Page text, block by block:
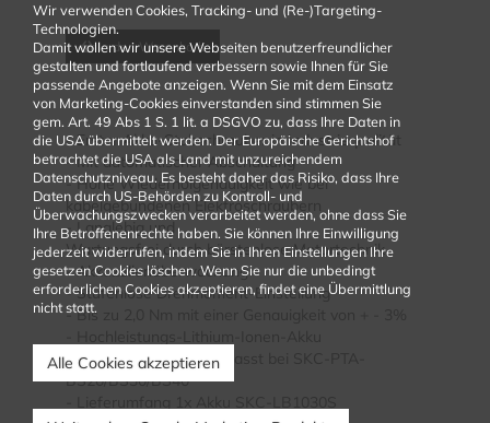
Wir verwenden Cookies, Tracking- und (Re-)Targeting-
Technologien.
Damit wollen wir unsere Webseiten benutzerfreundlicher
gestalten und fortlaufend verbessern sowie Ihnen für Sie
passende Angebote anzeigen. Wenn Sie mit dem Einsatz
von Marketing-Cookies einverstanden sind stimmen Sie
gem. Art. 49 Abs 1 S. 1 lit. a DSGVO zu, dass Ihre Daten in
die USA übermittelt werden. Der Europäische Gerichtshof
betrachtet die USA als Land mit unzureichendem
Datenschutzniveau. Es besteht daher das Risiko, dass Ihre
Daten durch US-Behörden zu Kontroll- und
Überwachungszwecken verarbeitet werden, ohne dass Sie
Ihre Betroffenenrechte haben. Sie können Ihre Einwilligung
jederzeit widerrufen, indem Sie in Ihren Einstellungen Ihre
gesetzen Cookies löschen. Wenn Sie nur die unbedingt
erforderlichen Cookies akzeptieren, findet eine Übermittlung
nicht statt.
Alle Cookies akzeptieren
In den Warenkorb
- Erster Akku-Stabschrauber in Industriequalität
- Mit automatischer Abschaltung
- Hohe Wiederholgenauigkeit wie bei
kabelgebundenen Elektroschraubern
- Langlebig und
Wartungsfrei durch bürstenlose Motortechnik
- Akkuzellenüberwachung
- Stufenlose Drehmoment-Einstellung
- Bis zu 2,0 Nm mit einer Genauigkeit von + - 3%
- KL-1 Winkelgetriebe passt bei SKC-PTA-
BS20/BS30/BS40